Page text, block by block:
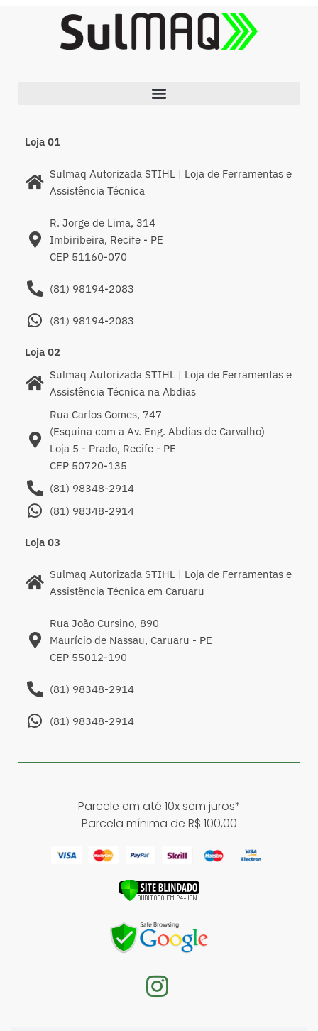
Loja 01
Sulmaq Autorizada STIHL | Loja de Ferramentas e
Assistência Técnica
R. Jorge de Lima, 314
Imbiribeira, Recife - PE
CEP 51160-070
(81) 98194-2083
(81) 98194-2083
Loja 02
Sulmaq Autorizada STIHL | Loja de Ferramentas e
Assistência Técnica na Abdias
Rua Carlos Gomes, 747
(Esquina com a Av. Eng. Abdias de Carvalho)
Loja 5 - Prado, Recife - PE
CEP 50720-135
(81) 98348-2914
(81) 98348-2914
Loja 03
Sulmaq Autorizada STIHL | Loja de Ferramentas e
Assistência Técnica em Caruaru
Rua João Cursino, 890
Maurício de Nassau, Caruaru - PE
CEP 55012-190
(81) 98348-2914
(81) 98348-2914
Parcele em até 10x sem juros*
Parcela mínima de R$ 100,00